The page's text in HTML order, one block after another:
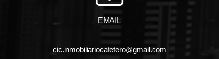
EMAIL
cic.inmobiliariocafetero@gmail.com